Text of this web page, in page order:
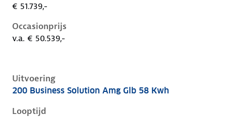
€ 51.739,-
Occasionprijs
v.a. € 50.539,-
Uitvoering
Mercedes Glb-Klasse ii-x248, glb 58 kwh, 165 kW,
200 Business Solution Amg Glb 58 Kwh
Looptijd